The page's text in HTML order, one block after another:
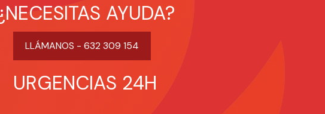
AYUDA?
LLÁMANOS - 632 309 154
URGENCIAS 24H